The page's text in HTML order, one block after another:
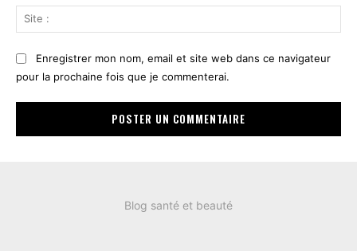
:
Enregistrer mon nom, email et site web dans ce navigateur
pour la prochaine fois que je commenterai.
Blog santé et beauté